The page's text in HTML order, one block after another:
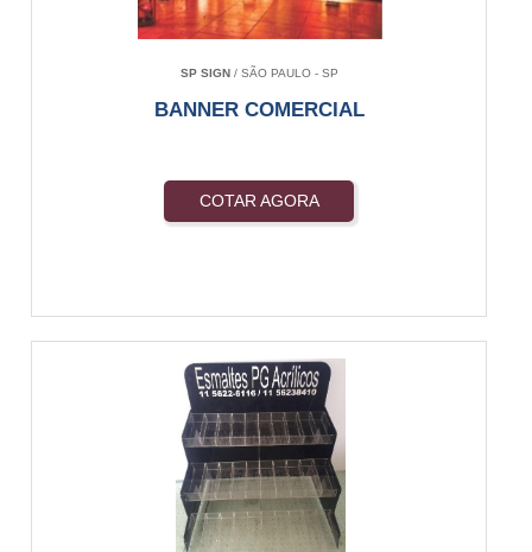
SP SIGN/ SÃO PAULO - SP
BANNER COMERCIAL
COTAR AGORA